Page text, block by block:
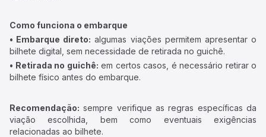
Como funciona o embarque
• Embarque direto: algumas viações permitem apresentar o
bilhete digital, sem necessidade de retirada no guichê.
• Retirada no guichê: em certos casos, é necessário retirar o
bilhete físico antes do embarque.
Recomendação: sempre verifique as regras específicas da
viação escolhida, bem como eventuais exigências
relacionadas ao bilhete.